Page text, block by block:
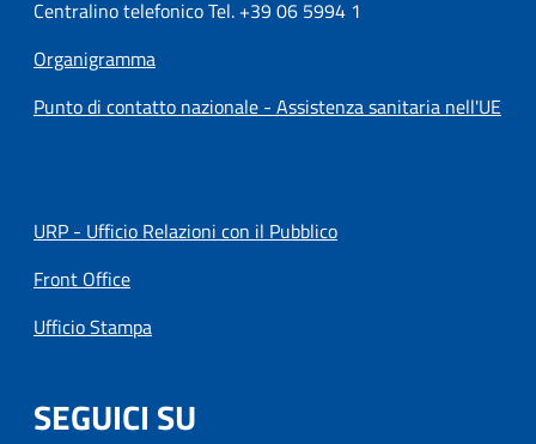
Centralino telefonico Tel. +39 06 5994 1
Organigramma
Punto di contatto nazionale - Assistenza sanitaria nell'UE
URP - Ufficio Relazioni con il Pubblico
Front Office
Ufficio Stampa
SEGUICI SU